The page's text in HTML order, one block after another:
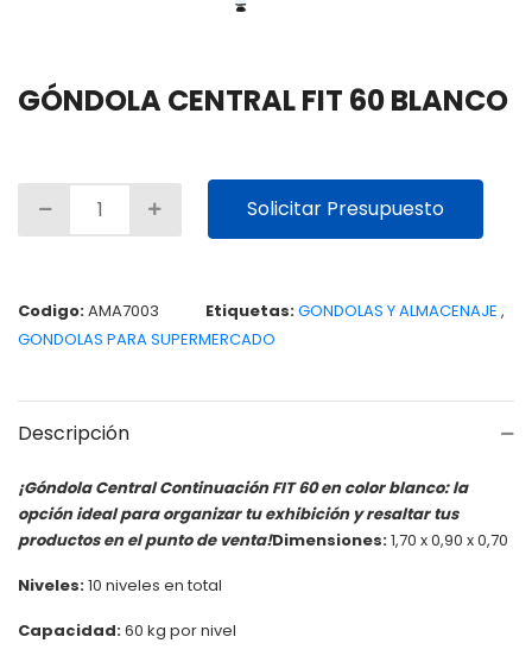
GÓNDOLA CENTRAL FIT 60 BLANCO
Solicitar Presupuesto
Codigo:AMA7003 Etiquetas:GONDOLAS Y ALMACENAJE ,
GONDOLAS PARA SUPERMERCADO
Descripción
¡Góndola Central Continuación FIT 60 en color blanco: la
opción ideal para organizar tu exhibición y resaltar tus
productos en el punto de venta!Dimensiones:1,70 x 0,90 x 0,70
Niveles:10 niveles en total
Capacidad:60 kg por nivel